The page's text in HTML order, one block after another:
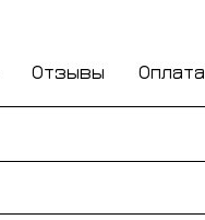
Отзывы Оплата